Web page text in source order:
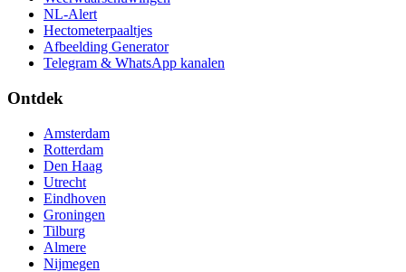
NL-Alert
Hectometerpaaltjes
Afbeelding Generator
Telegram & WhatsApp kanalen
Ontdek
Amsterdam
Rotterdam
Den Haag
Utrecht
Eindhoven
Groningen
Tilburg
Almere
Nijmegen